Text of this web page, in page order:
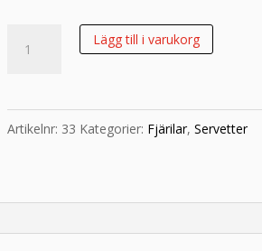
Lägg till i varukorg
Artikelnr: 33 Kategorier: Fjärilar,Servetter